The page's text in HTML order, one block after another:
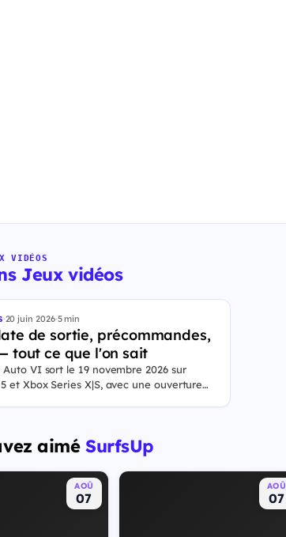
VIDÉOS
Jeux vidéos
·20 juin 2026·5 min
de sortie, précommandes,
tout ce que l'on sait
VI sort le 19 novembre 2026 sur
et Xbox Series X|S, avec une ouverture
scène pour la première fois un duo de
jouables, Jason et Lucia, cette dernière
héroïne jouable d'un GTA principal.
aiméSurfsUp
AOÛ
07
AOÛ
07